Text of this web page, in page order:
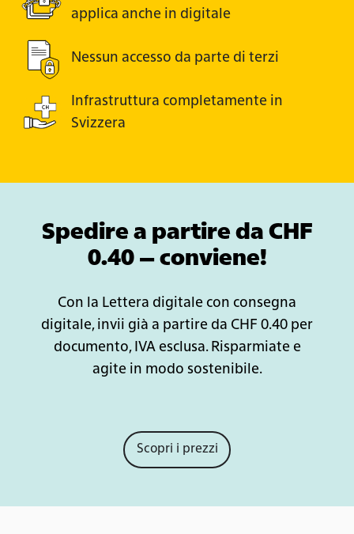
applica anche in digitale
Nessun accesso da parte di terzi
Infrastruttura completamente in
Svizzera
Spedire a partire da CHF
0.40 – conviene!
Con la Lettera digitale con consegna
digitale, invii già a partire da CHF 0.40 per
documento, IVA esclusa. Risparmiate e
agite in modo sostenibile.
Scopri i prezzi